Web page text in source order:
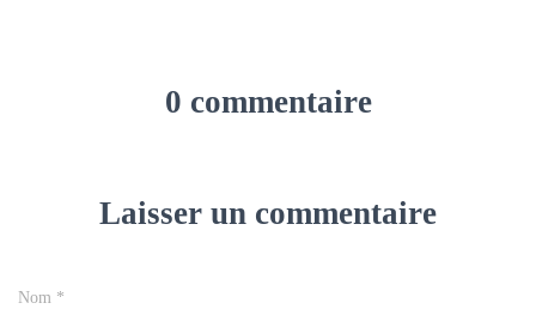
0 commentaire
Laisser un commentaire
Nom *